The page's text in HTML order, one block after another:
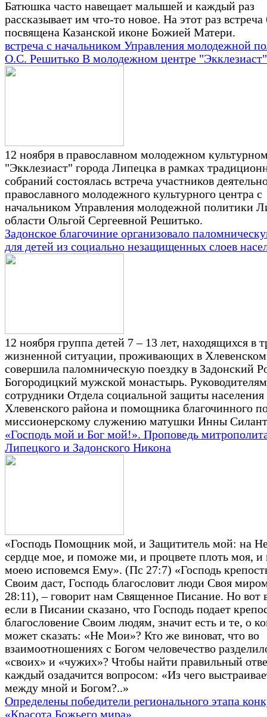
Батюшка часто навещает малышей и каждый раз
рассказывает им что-то новое. На этот раз
посвящена Казанской иконе Божией Матери.
встреча с начальником Управления молодежной
О.С. Решитько В молодежном центре "Экклезиаст"
12 ноября в православном молодежном
"Экклезиаст" города Липецка в рамках
собраний состоялась встреча участников
православного молодежного культурного центра с
начальником Управления молодежной политики
области Ольгой Сергеевной Решитько.
Задонское благочиние организовало
для детей из социально незащищенных слоев
12 ноября группа детей 7 – 13 лет, находящихся в
жизненной ситуации, проживающих в
совершила паломническую поездку в Задонский
Богородицкий мужской монастырь.
сотрудники Отдела социальной защиты населения
Хлевенского района и помощника благочинного
миссионерскому служению матушки Инны
«Господь мой и Бог мой!». Проповедь
Липецкого и Задонского Никона
«Господь Помощник мой, и Защититель мой: на
сердце мое, и поможе ми, и процвете плоть моя, и
моею исповемся Ему». (Пс 27:7) «Господь
Своим даст, Господь благословит люди Своя
28:11), – говорит нам Священное Писание. Но вот
если в Писании сказано, что Господь подает
благословение Своим людям, значит есть и те, о
может сказать: «Не Мои»? Кто же виноват, что во
взаимоотношениях с Богом человечество
«своих» и «чужих»? Чтобы найти правильный
каждый озадачится вопросом: «Из чего
между мной и Богом?..»
Определены победители регионального этапа